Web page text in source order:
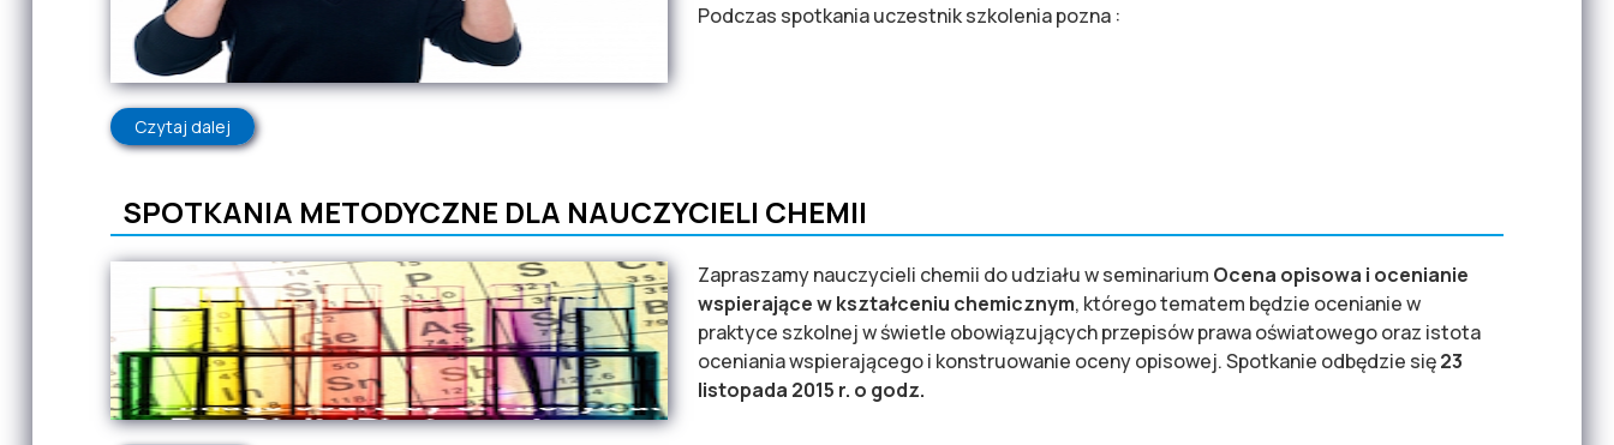
Podczas spotkania uczestnik szkolenia pozna :
Czytaj dalej wpis SEMINARIUM DLA NAUCZYCIELI MATEMATYKI ZE SZKÓŁ PODSTAWOWYCH I GIMNAZJÓW
SPOTKANIA METODYCZNE DLA NAUCZYCIELI CHEMII
Zapraszamy nauczycieli chemii do udziału w seminarium Ocena opisowa i ocenianie
wspierające w kształceniu chemicznym, którego tematem będzie ocenianie w
praktyce szkolnej w świetle obowiązujących przepisów prawa oświatowego oraz istota
oceniania wspierającego i konstruowanie oceny opisowej. Spotkanie odbędzie się23
listopada 2015 r. o godz.